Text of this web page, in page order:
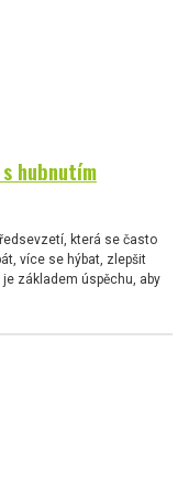
hubnutím
která se často
více se hýbat, zlepšit
základem úspěchu, aby